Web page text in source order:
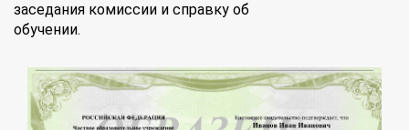
заседания комиссии и справку об
обучении.